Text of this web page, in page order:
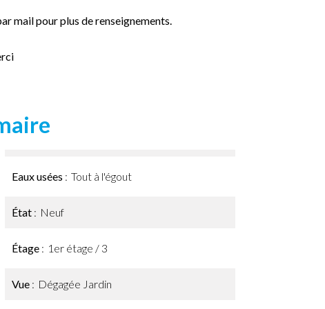
mail pour plus de renseignements.
Eaux usées Tout à l'égout
État Neuf
Étage 1er étage / 3
Vue Dégagée Jardin